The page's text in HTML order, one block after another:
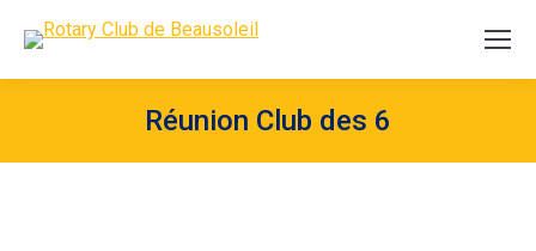
Réunion Club des 6